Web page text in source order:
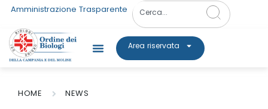
Amministrazione Trasparente
Area riservata
HOME NEWS